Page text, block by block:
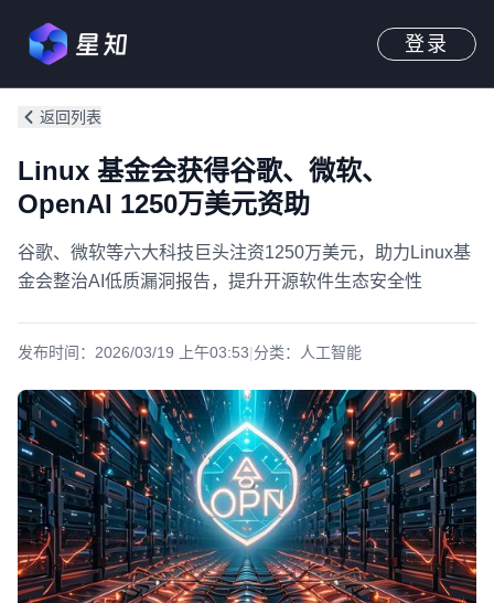
登录
返回列表
Linux 基金会获得谷歌、微软、
OpenAI 1250万美元资助
谷歌、微软等六大科技巨头注资1250万美元，助力Linux基
金会整治AI低质漏洞报告，提升开源软件生态安全性
发布时间： 2026/03/19 上午03:53|分类： 人工智能